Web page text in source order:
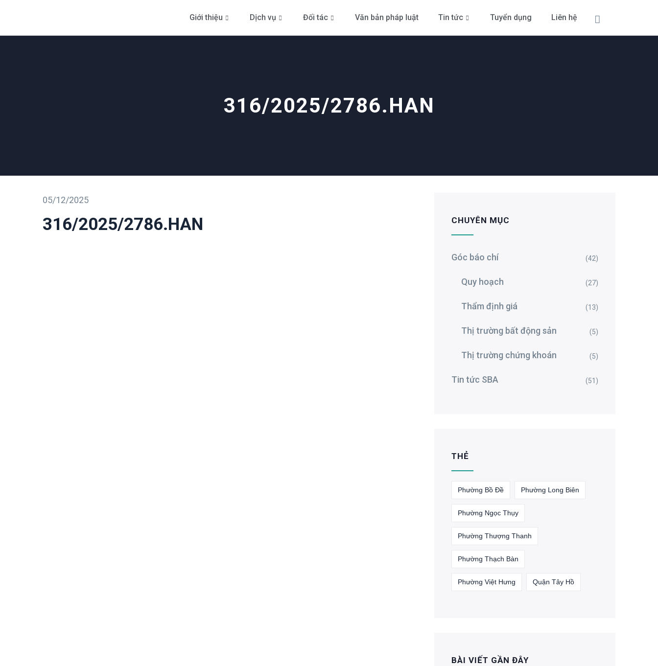
Giới thiệu Dịch vụ Đối tác Văn bản pháp luật Tin tức Tuyển dụng Liên hệ
316/2025/2786.HAN
05/12/2025
316/2025/2786.HAN CHUYÊN MỤC
Góc báo chí (42)
Quy hoạch (27)
Thẩm định giá (13)
Thị trường bất động sản (5)
Thị trường chứng khoán (5)
Tin tức SBA (51)
THẺ
Phường Bồ Đề Phường Long Biên
Phường Ngọc Thụy
Phường Thượng Thanh
Phường Thạch Bàn
Phường Việt Hưng Quận Tây Hồ
BÀI VIẾT GẦN ĐÂY